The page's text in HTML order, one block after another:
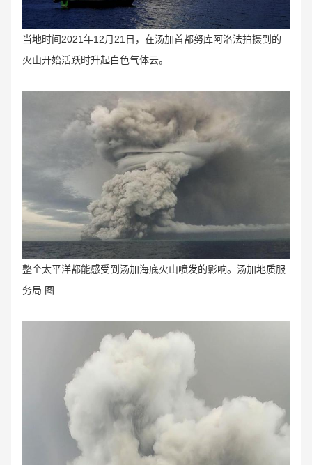
当地时间2021年12月21日，在汤加首都努库阿洛法拍摄到的
火山开始活跃时升起白色气体云。
整个太平洋都能感受到汤加海底火山喷发的影响。汤加地质服
务局 图